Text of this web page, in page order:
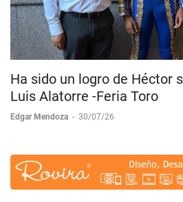
Ha sido un logro de Héctor
Luis Alatorre -Feria Toro
Edgar Mendoza - 30/07/26